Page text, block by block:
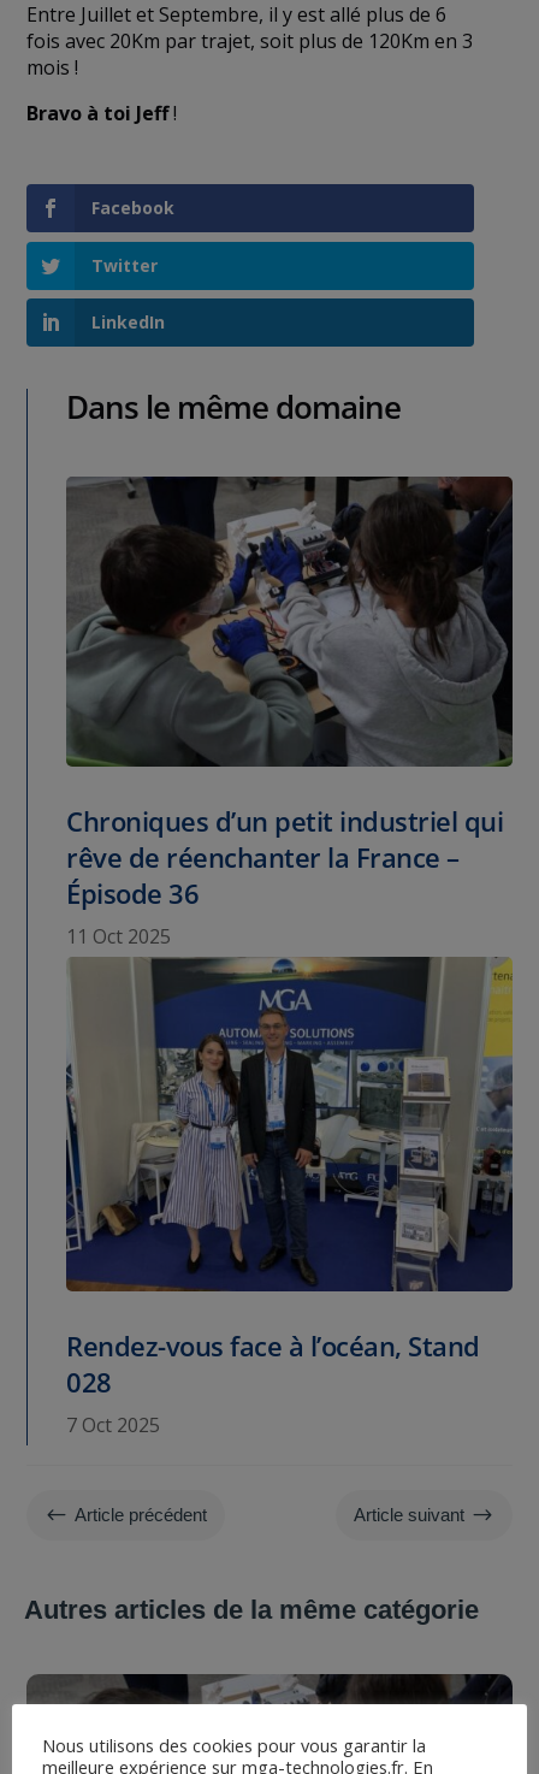
Entre Juillet et Septembre, il y est allé plus de 6
fois avec 20Km par trajet, soit plus de 120Km en 3
mois !
Bravo à toi Jeff!
Facebook
Twitter
LinkedIn
Dans le même domaine
Chroniques d’un petit industriel qui
rêve de réenchanter la France –
Épisode 36
11 Oct 2025
Rendez-vous face à l’océan, Stand
028
7 Oct 2025
# Article précédent Article suivant $
Autres articles de la même catégorie
Nous utilisons des cookies pour vous garantir la
meilleure expérience sur mga-technologies.fr. En